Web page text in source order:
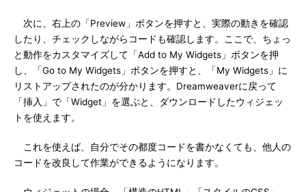
次に、右上の「Preview」ボタンを押すと、実際の動きを確認
したり、チェックしながらコードも確認します。ここで、ちょっ
と動作をカスタマイズして「Add to My Widgets」ボタンを押
し、「Go to My Widgets」ボタンを押すと、「My Widgets」に
リストアップされたのが分かります。Dreamweaverに戻って
「挿入」で「Widget」を選ぶと、ダウンロードしたウィジェッ
トを使えます。
これを使えば、自分でその都度コードを書かなくても、他人の
コードを改良して作業ができるようになります。